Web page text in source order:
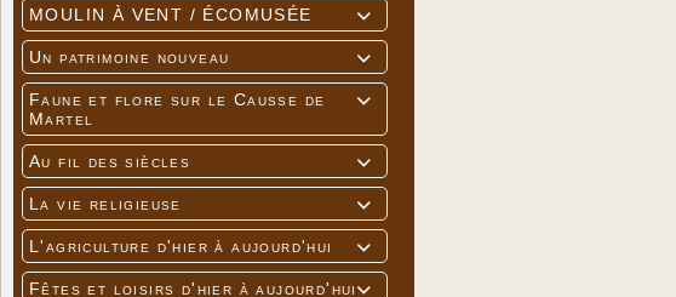

MOULIN À VENT / ÉCOMUSÉE

Un patrimoine nouveau

Faune et flore sur le Causse de
Martel

Au fil des siècles

La vie religieuse

L'agriculture d'hier à aujourd'hui

Fêtes et loisirs d'hier à aujourd'hui